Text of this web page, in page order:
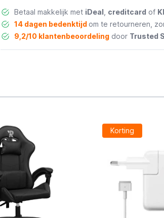
Betaal makkelijk met iDeal creditcard of
14 dagen bedenktijd om te retourneren,
9,2/10 klantenbeoordelingdoor Trusted
Korting